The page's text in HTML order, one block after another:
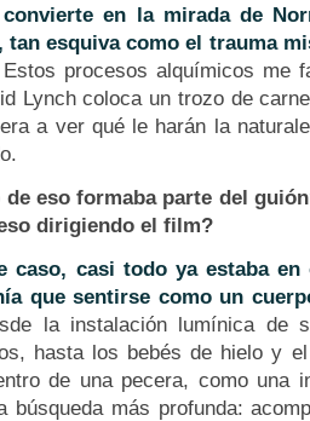
en la mirada de
tan esquiva como el trauma
Estos procesos alquímicos me
Lynch coloca un trozo de
a ver qué le harán la
de eso formaba parte del
dirigiendo el film?
caso, casi todo ya estaba
que sentirse como un
la instalación lumínica de
hasta los bebés de hielo y
de una pecera, como una
búsqueda más profunda: